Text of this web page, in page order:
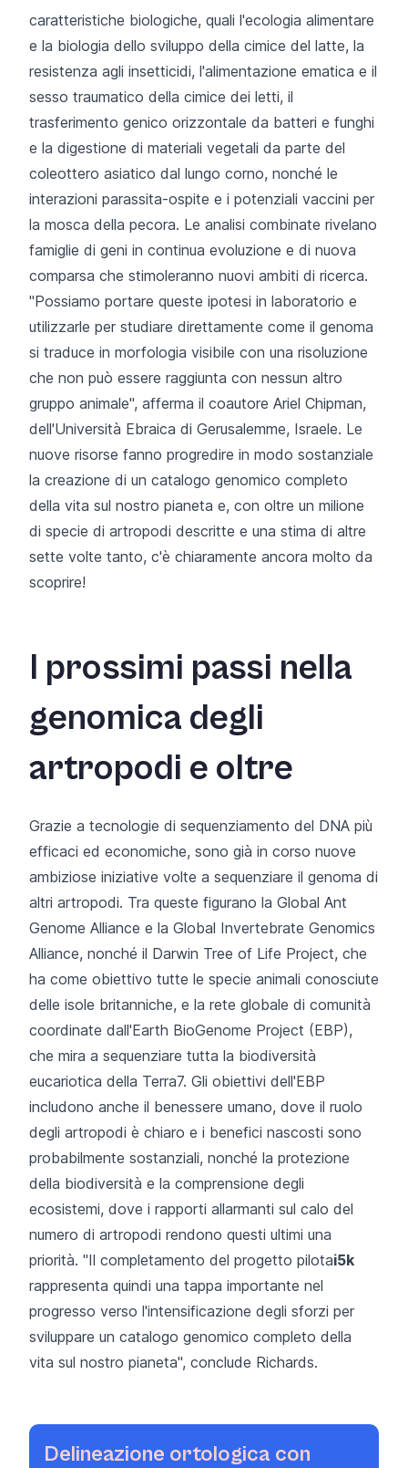
Delineazione ortologica con
caratteristiche biologiche, quali l'ecologia alimentare
e la biologia dello sviluppo della cimice del latte, la
resistenza agli insetticidi, l'alimentazione ematica e il
sesso traumatico della cimice dei letti, il
trasferimento genico orizzontale da batteri e funghi
e la digestione di materiali vegetali da parte del
coleottero asiatico dal lungo corno, nonché le
interazioni parassita-ospite e i potenziali vaccini per
la mosca della pecora. Le analisi combinate rivelano
famiglie di geni in continua evoluzione e di nuova
comparsa che stimoleranno nuovi ambiti di ricerca.
"Possiamo portare queste ipotesi in laboratorio e
utilizzarle per studiare direttamente come il genoma
si traduce in morfologia visibile con una risoluzione
che non può essere raggiunta con nessun altro
gruppo animale", afferma il coautore Ariel Chipman,
dell'Università Ebraica di Gerusalemme, Israele. Le
nuove risorse fanno progredire in modo sostanziale
la creazione di un catalogo genomico completo
della vita sul nostro pianeta e, con oltre un milione
di specie di artropodi descritte e una stima di altre
sette volte tanto, c'è chiaramente ancora molto da
scoprire!
I prossimi passi nella
genomica degli
artropodi e oltre
Grazie a tecnologie di sequenziamento del DNA più
efficaci ed economiche, sono già in corso nuove
ambiziose iniziative volte a sequenziare il genoma di
altri artropodi. Tra queste figurano la Global Ant
Genome Alliance e la Global Invertebrate Genomics
Alliance, nonché il Darwin Tree of Life Project, che
ha come obiettivo tutte le specie animali conosciute
delle isole britanniche, e la rete globale di comunità
coordinate dall'Earth BioGenome Project (EBP),
che mira a sequenziare tutta la biodiversità
eucariotica della Terra7. Gli obiettivi dell'EBP
includono anche il benessere umano, dove il ruolo
degli artropodi è chiaro e i benefici nascosti sono
probabilmente sostanziali, nonché la protezione
della biodiversità e la comprensione degli
ecosistemi, dove i rapporti allarmanti sul calo del
numero di artropodi rendono questi ultimi una
priorità. "Il completamento del progetto pilotai5k
rappresenta quindi una tappa importante nel
progresso verso l'intensificazione degli sforzi per
sviluppare un catalogo genomico completo della
vita sul nostro pianeta", conclude Richards.